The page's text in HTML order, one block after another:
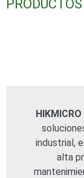
PRODUCTOS
HIKMICRO
industrial,
alta